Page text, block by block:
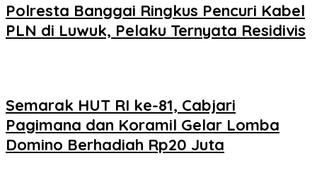
Polresta Banggai Ringkus Pencuri Kabel
PLN di Luwuk, Pelaku Ternyata Residivis
Semarak HUT RI ke-81, Cabjari
Pagimana dan Koramil Gelar Lomba
Domino Berhadiah Rp20 Juta